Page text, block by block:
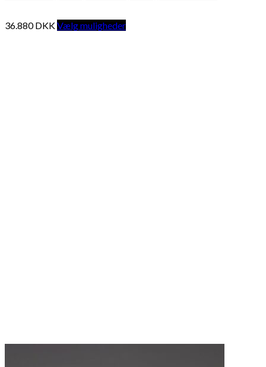
36.880DKKVælg muligheder